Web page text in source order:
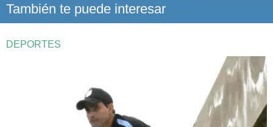
También te puede interesar
DEPORTES